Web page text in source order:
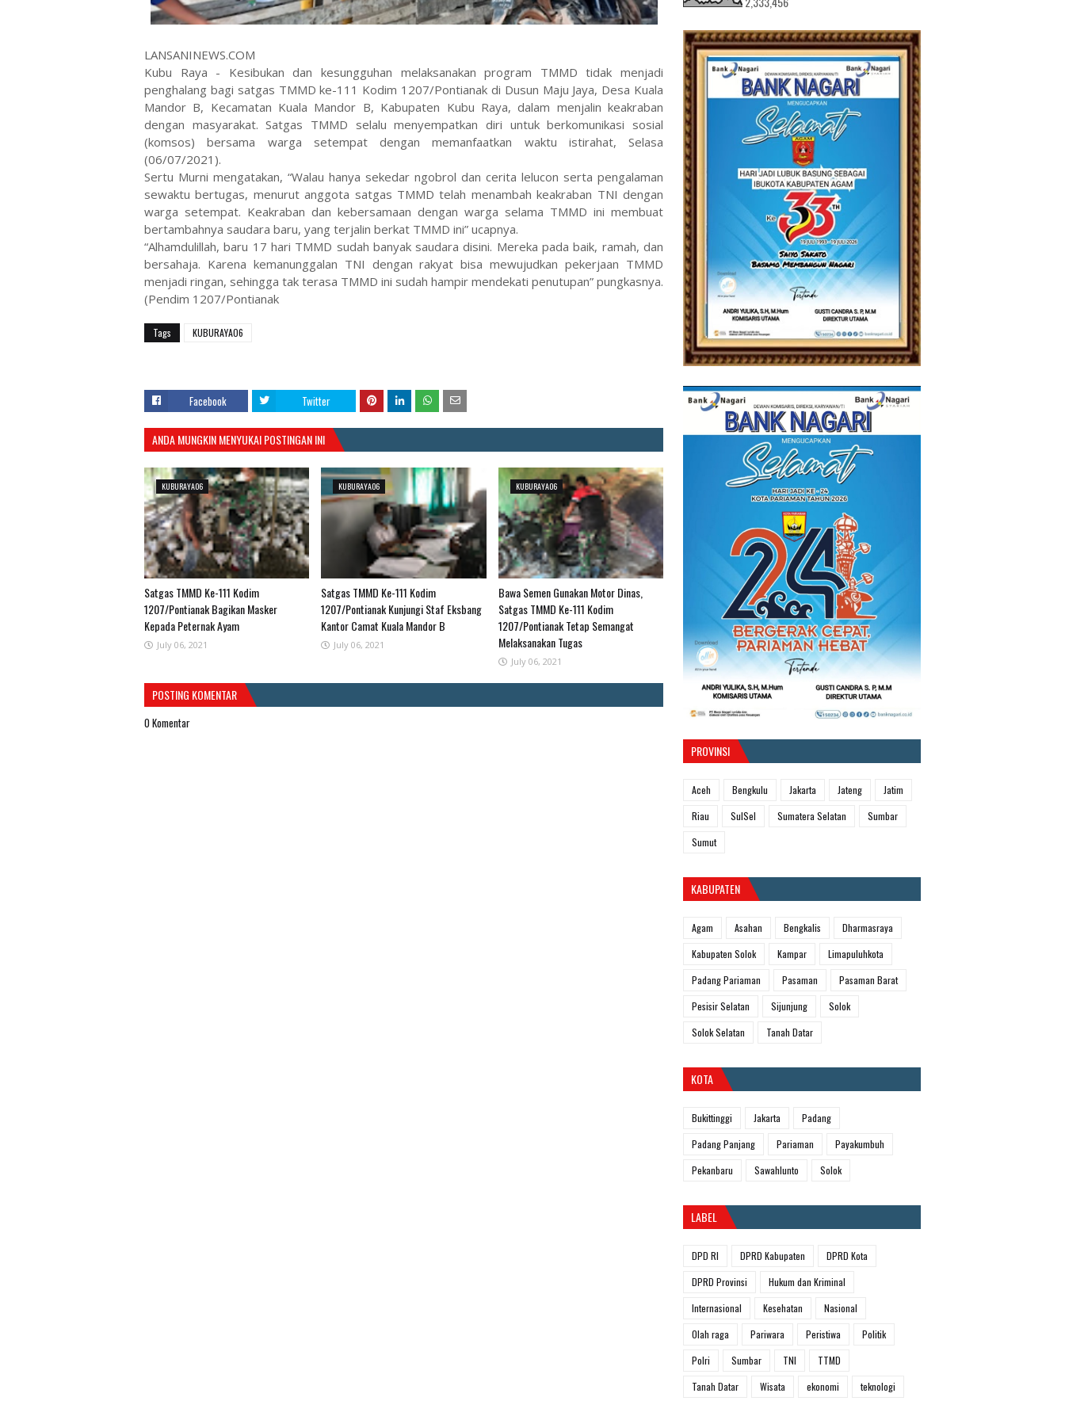
LANSANINEWS.COM
Kubu Raya - Kesibukan dan kesungguhan melaksanakan program TMMD tidak menjadi
penghalang bagi satgas TMMD ke-111 Kodim 1207/Pontianak di Dusun Maju Jaya, Desa Kuala
Mandor B, Kecamatan Kuala Mandor B, Kabupaten Kubu Raya, dalam menjalin keakraban
dengan masyarakat. Satgas TMMD selalu menyempatkan diri untuk berkomunikasi sosial
(komsos) bersama warga setempat dengan memanfaatkan waktu istirahat, Selasa
(06/07/2021).
Sertu Murni mengatakan, “Walau hanya sekedar ngobrol dan cerita lelucon serta pengalaman
sewaktu bertugas, menurut anggota satgas TMMD telah menambah keakraban TNI dengan
warga setempat. Keakraban dan kebersamaan dengan warga selama TMMD ini membuat
bertambahnya saudara baru, yang terjalin berkat TMMD ini” ucapnya.
“Alhamdulillah, baru 17 hari TMMD sudah banyak saudara disini. Mereka pada baik, ramah, dan
bersahaja. Karena kemanunggalan TNI dengan rakyat bisa mewujudkan pekerjaan TMMD
menjadi ringan, sehingga tak terasa TMMD ini sudah hampir mendekati penutupan” pungkasnya.
(Pendim 1207/Pontianak
Tags KUBURAYAO6
Facebook Twitter
ANDA MUNGKIN MENYUKAI POSTINGAN INI
KUBURAYAO6
Satgas TMMD Ke-111 Kodim
1207/Pontianak Bagikan Masker
Kepada Peternak Ayam
July 06, 2021
KUBURAYAO6
Satgas TMMD Ke-111 Kodim
1207/Pontianak Kunjungi Staf Eksbang
Kantor Camat Kuala Mandor B
July 06, 2021
KUBURAYAO6
Bawa Semen Gunakan Motor Dinas,
Satgas TMMD Ke-111 Kodim
1207/Pontianak Tetap Semangat
Melaksanakan Tugas
July 06, 2021
POSTING KOMENTAR
0 Komentar
PROVINSI
Aceh Bengkulu Jakarta Jateng
Jatim
Riau
SulSel Sumatera Selatan
Sumbar
Sumut
KABUPATEN
Agam Asahan Bengkalis
Dharmasraya
Kabupaten Solok
Kampar
Limapuluhkota
Padang Pariaman
Pasaman
Pasaman Barat
Pesisir Selatan
Sijunjung
Solok
Solok Selatan
Tanah Datar
KOTA
Bukittinggi Jakarta
Padang
Padang Panjang
Pariaman
Payakumbuh
Pekanbaru
Sawahlunto Solok
LABEL
DPD RI DPRD Kabupaten
DPRD Kota
DPRD Provinsi
Hukum dan Kriminal
Internasional
Kesehatan
Nasional
Olah raga
Pariwara Peristiwa
Politik
Polri
Sumbar TNI
TTMD
Tanah Datar
Wisata ekonomi teknologi